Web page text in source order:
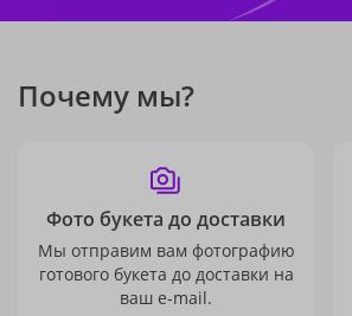
Почему мы?
Фото букета до доставки
Мы отправим вам фотографию
готового букета до доставки на
ваш e-mail.